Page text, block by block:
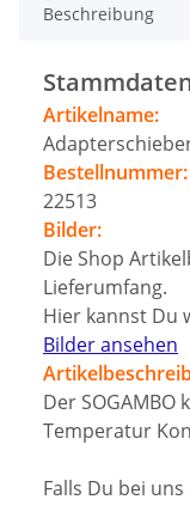
Beschreibung
Artikelname:
Bestellnummer:
22513
Bilder:
Die Shop
Lieferumfang.
Hier kannst Du
Bilder ansehen
Der SOGAMBO
Temperatur
Falls Du bei